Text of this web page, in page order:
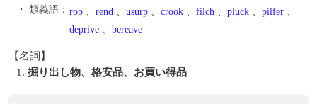
・ 類義語： rob 、 rend 、 usurp 、 crook 、 filch 、 pluck 、 pilfer 、
deprive 、 bereave
【名詞】
1. 掘り出し物、格安品、お買い得品